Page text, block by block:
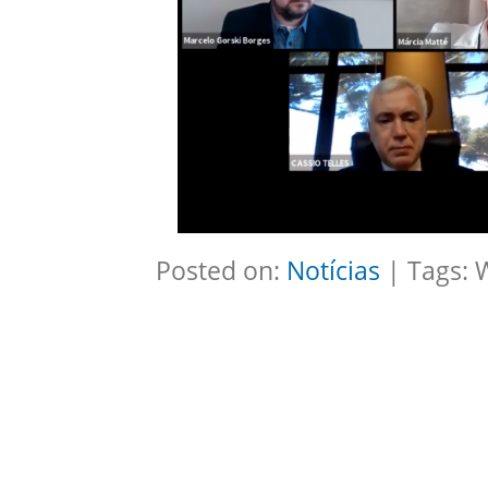
Posted on: Notícias | Tags: